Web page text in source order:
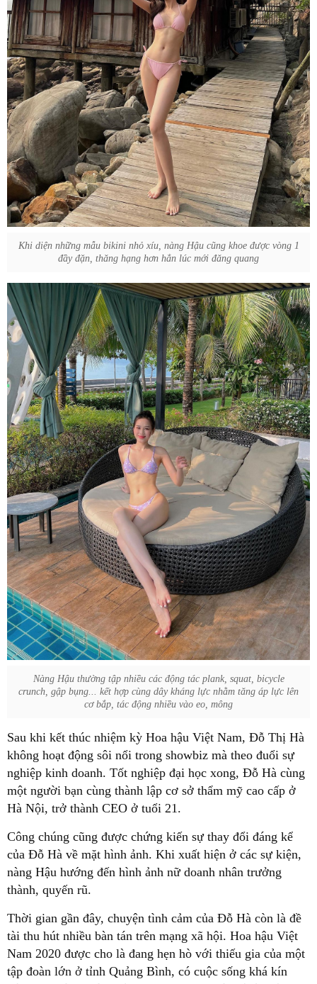
Khi diện những mẫu bikini nhỏ xíu, nàng Hậu cũng khoe được vòng 1
đầy đặn, thăng hạng hơn hẳn lúc mới đăng quang
Nàng Hậu thường tập nhiều các động tác plank, squat, bicycle
crunch, gập bụng... kết hợp cùng dây kháng lực nhằm tăng áp lực lên
cơ bắp, tác động nhiều vào eo, mông
Sau khi kết thúc nhiệm kỳ Hoa hậu Việt Nam, Đỗ Thị Hà
không hoạt động sôi nổi trong showbiz mà theo đuổi sự
nghiệp kinh doanh. Tốt nghiệp đại học xong, Đỗ Hà cùng
một người bạn cùng thành lập cơ sở thẩm mỹ cao cấp ở
Hà Nội, trở thành CEO ở tuổi 21.
Công chúng cũng được chứng kiến sự thay đổi đáng kể
của Đỗ Hà về mặt hình ảnh. Khi xuất hiện ở các sự kiện,
nàng Hậu hướng đến hình ảnh nữ doanh nhân trưởng
thành, quyến rũ.
Thời gian gần đây, chuyện tình cảm của Đỗ Hà còn là đề
tài thu hút nhiều bàn tán trên mạng xã hội. Hoa hậu Việt
Nam 2020 được cho là đang hẹn hò với thiếu gia của một
tập đoàn lớn ở tỉnh Quảng Bình, có cuộc sống khá kín